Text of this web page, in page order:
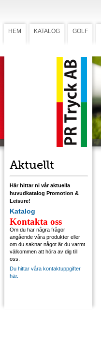
HEM KATALOG GOLF
Aktuellt
Här hittar ni vår aktuella
huvudkatalog Promotion &
Leisure!
Katalog
Kontakta oss
Om du har några frågor
angående våra produkter eller
om du saknar något är du varmt
välkommen att höra av dig till
oss.
Du hittar våra kontaktuppgifter
här.